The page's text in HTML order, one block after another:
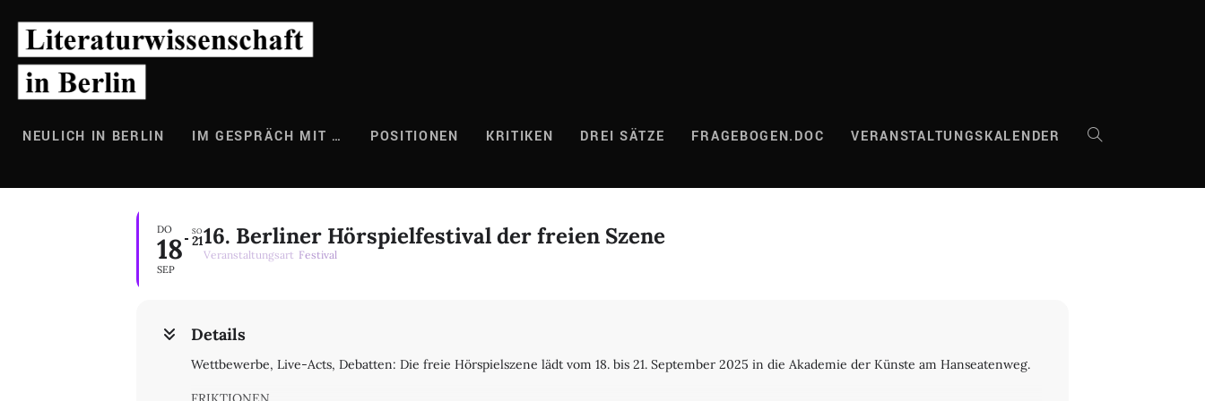
Inhalt
springen
NEULICH IN BERLIN IM GESPRÄCH MIT … POSITIONEN KRITIKEN DREI SÄTZE FRAGEBOGEN.DOC VERANSTALTUNGSKALENDER WEBSITE-
DO
18
SEP
SO
2116. Berliner Hörspielfestival der freien Szene
Veranstaltungsart Festival
Details
Wettbewerbe, Live-Acts, Debatten: Die freie Hörspielszene lädt vom 18. bis 21. September 2025 in die Akademie der Künste am Hanseatenweg.